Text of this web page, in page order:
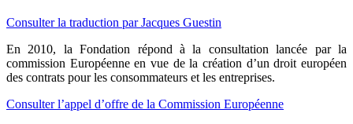
Consulter la traduction par Jacques Guestin
En 2010, la Fondation répond à la consultation lancée par la
commission Européenne en vue de la création d’un droit européen
des contrats pour les consommateurs et les entreprises.
Consulter l’appel d’offre de la Commission Européenne